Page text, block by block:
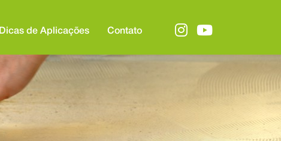
Dicas de Aplicações Contato